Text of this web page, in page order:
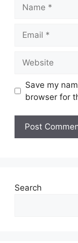
Save my
browser for
Search